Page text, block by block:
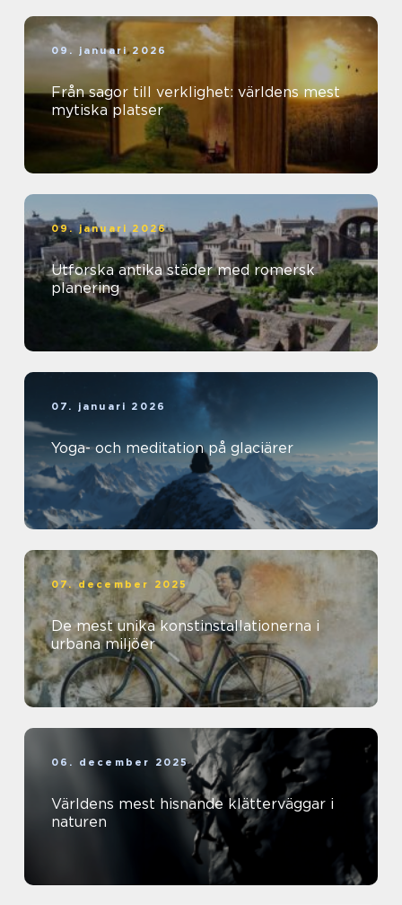
09. januari 2026
Från sagor till verklighet: världens mest
mytiska platser
09. januari 2026
Utforska antika städer med romersk
planering
07. januari 2026
Yoga- och meditation på glaciärer
07. december 2025
De mest unika konstinstallationerna i
urbana miljöer
06. december 2025
Världens mest hisnande klätterväggar i
naturen